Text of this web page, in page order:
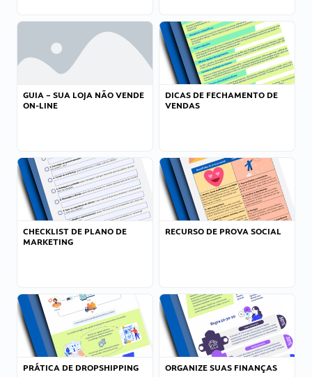
GUIA – SUA LOJA NÃO VENDE
ON-LINE
DICAS DE FECHAMENTO DE
VENDAS
CHECKLIST DE PLANO DE
MARKETING
RECURSO DE PROVA SOCIAL
PRÁTICA DE DROPSHIPPING ORGANIZE SUAS FINANÇAS